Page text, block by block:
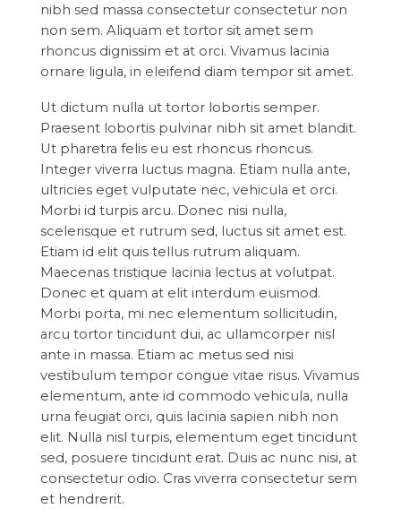
nibh sed massa consectetur consectetur non
non sem. Aliquam et tortor sit amet sem
rhoncus dignissim et at orci. Vivamus lacinia
ornare ligula, in eleifend diam tempor sit amet.
Ut dictum nulla ut tortor lobortis semper.
Praesent lobortis pulvinar nibh sit amet blandit.
Ut pharetra felis eu est rhoncus rhoncus.
Integer viverra luctus magna. Etiam nulla ante,
ultricies eget vulputate nec, vehicula et orci.
Morbi id turpis arcu. Donec nisi nulla,
scelerisque et rutrum sed, luctus sit amet est.
Etiam id elit quis tellus rutrum aliquam.
Maecenas tristique lacinia lectus at volutpat.
Donec et quam at elit interdum euismod.
Morbi porta, mi nec elementum sollicitudin,
arcu tortor tincidunt dui, ac ullamcorper nisl
ante in massa. Etiam ac metus sed nisi
vestibulum tempor congue vitae risus. Vivamus
elementum, ante id commodo vehicula, nulla
urna feugiat orci, quis lacinia sapien nibh non
elit. Nulla nisl turpis, elementum eget tincidunt
sed, posuere tincidunt erat. Duis ac nunc nisi, at
consectetur odio. Cras viverra consectetur sem
et hendrerit.